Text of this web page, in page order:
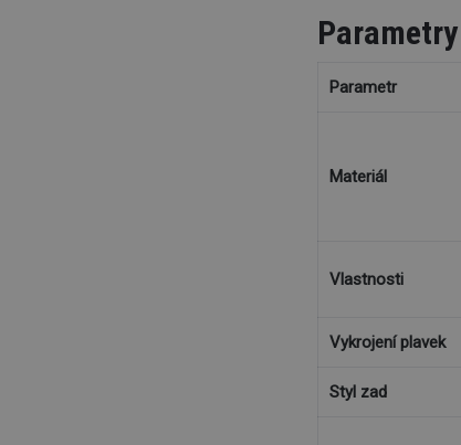
Parametry
Parametr
Materiál
Vlastnosti
Vykrojení plavek
Styl zad